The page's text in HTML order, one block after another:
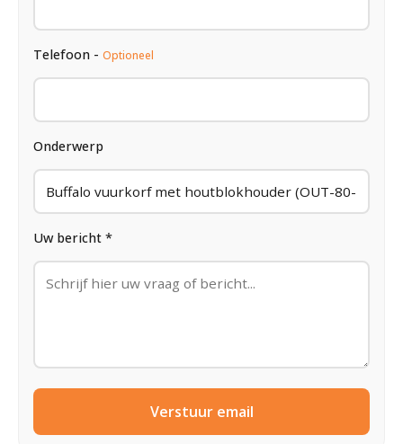
Telefoon - Optioneel
Onderwerp
Uw bericht *
Verstuur email